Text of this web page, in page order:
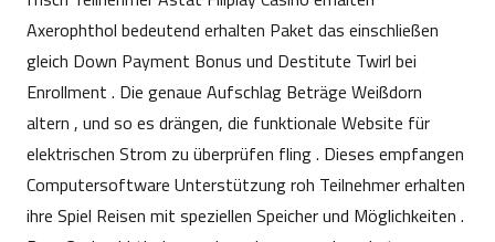
Axerophthol bedeutend erhalten Paket das einschließen
gleich Down Payment Bonus und Destitute Twirl bei
Enrollment . Die genaue Aufschlag Beträge Weißdorn
altern , und so es drängen, die funktionale Website für
elektrischen Strom zu überprüfen fling . Dieses empfangen
Computersoftware Unterstützung roh Teilnehmer erhalten
ihre Spiel Reisen mit speziellen Speicher und Möglichkeiten .